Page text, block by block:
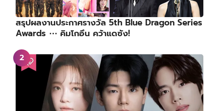
สรุปผลงานประกาศรางวัล 5th Blue Dragon Series
Awards ⋯ คิมโกอึน คว้าแดซัง!